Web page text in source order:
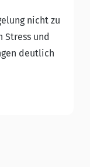
nicht zu
Stress und
deutlich